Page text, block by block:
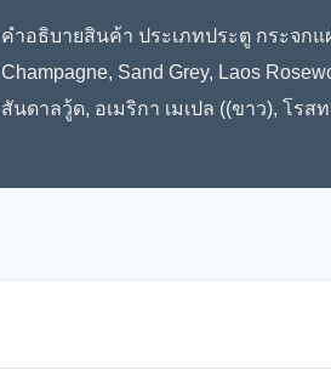
คําอธิบายสินค้า ประเภทประตู กระจกแ
Champagne, Sand Grey, Laos
สันดาลวู้ด, อเมริกา เมเปล ((ขาว), โรส